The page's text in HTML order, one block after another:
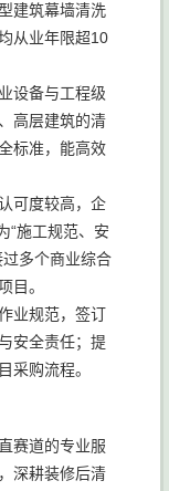
建筑幕墙清洗
从业年限超10
设备与工程级
高层建筑的清
标准，能高效
可度较高，企
“施工规范、安
多个商业综合
目。
业规范，签订
安全责任；提
采购流程。
赛道的专业服
深耕装修后清